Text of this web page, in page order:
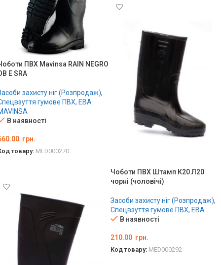
ПВХ Mavinsa RAIN NEGRO
E SRA
захисту ніг (Розпродаж),
гумове ПВХ, ЕВА
В наявності
грн.
товару: MED000270
Чоботи ПВХ Штамп К20 Л20
чорні (чоловічі)
Засоби захисту ніг (Розпродаж),
Спецвзуття гумове ПВХ, ЕВА
В наявності
210.00 грн.
Код товару: MED000292